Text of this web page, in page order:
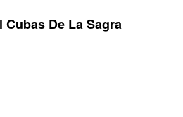
De La Sagra